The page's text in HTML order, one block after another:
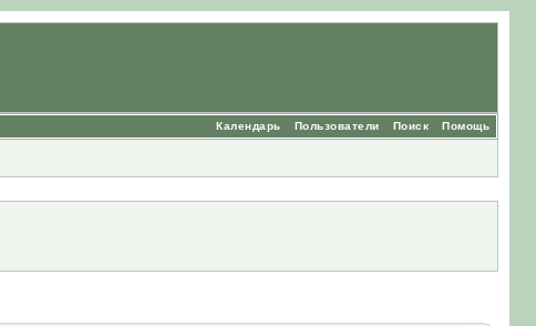
Помощь
Поиск
Пользователи
Календарь